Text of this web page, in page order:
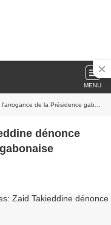
MENU
de la Présidence gabonaise
dénonce